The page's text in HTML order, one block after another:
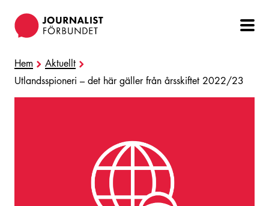
Hem
Aktuellt
Utlandsspioneri – det här gäller från årsskiftet 2022/23